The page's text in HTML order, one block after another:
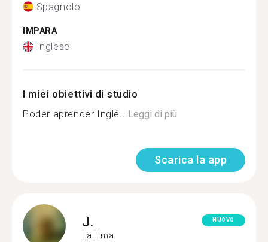
Spagnolo
IMPARA
Inglese
I miei obiettivi di studio
Poder aprender Inglé...Leggi di più
Scarica la app
J.
La Lima
NUOVO